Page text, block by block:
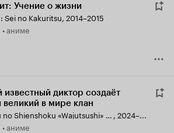
Учение о жизни
Sei no Kakuritsu, 2014–2015
• аниме
диктор создаёт
в мире клан
Saikyou no Shienshoku «Wajutsushi» de Aru Ore wa Sekai Saikyou Clan wo Shitagaeru , 2024–...
• аниме